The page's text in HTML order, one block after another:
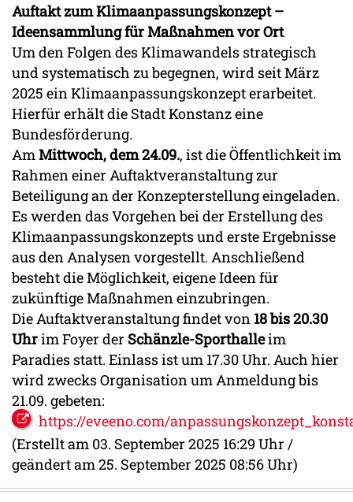
Auftakt zum Klimaanpassungskonzept –
Ideensammlung für Maßnahmen vor Ort
Um den Folgen des Klimawandels strategisch
und systematisch zu begegnen, wird seit März
2025 ein Klimaanpassungskonzept erarbeitet.
Hierfür erhält die Stadt Konstanz eine
Bundesförderung.
AmMittwoch, dem24.09., ist die Öffentlichkeit im
Rahmen einer Auftaktveranstaltung zur
Beteiligung an der Konzepterstellung eingeladen.
Es werden das Vorgehen bei der Erstellung des
Klimaanpassungskonzepts und erste Ergebnisse
aus den Analysen vorgestellt. Anschließend
besteht die Möglichkeit, eigene Ideen für
zukünftige Maßnahmen einzubringen.
Die Auftaktveranstaltung findet von 18 bis 20.30
Uhrim Foyer der Schänzle-Sporthalleim
Paradies statt. Einlass ist um 17.30 Uhr. Auch hier
wird zwecks Organisation um Anmeldung bis
21.09. gebeten:
https://eveeno.com/
(Erstellt am 03. September 2025 16:29 Uhr /
geändert am 25. September 2025 08:56 Uhr)